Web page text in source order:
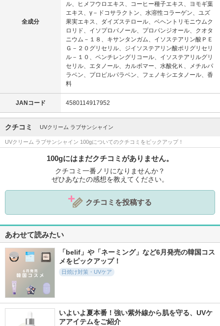
全成分
ル、ヒメフウロエキス、コーヒー種子エキス、ヨモギ葉
エキス、γ－ドコサラクトン、水溶性コラーゲン、ユズ
果実エキス、ダイズステロール、ベヘントリモニウムク
ロリド、イソプロパノール、プロパンジオール、クオタ
ニウム－１８、キサンタンガム、イソステアリン酸ＰＥ
Ｇ－２０グリセリル、ジイソステアリン酸ポリグリセリ
ル－１０、ペンチレングリコール、イソステアリルグリ
セリル、エタノール、カルボマー、水酸化Ｋ、メチルパ
ラベン、プロピルパラベン、フェノキシエタノール、香
料
JANコード 4580114917952
クチコミ UVクリーム ラブサンシャイン
UVクリーム ラブサンシャイン 100gについてのクチコミをピックアップ！
100gにはまだクチコミがありません。
クチコミ一番ノリになりませんか？
ぜひあなたの感想を教えてください。
クチコミを投稿する
あわせて読みたい
「belif」や「ネーミング」など6月発売の韓国コス
メをピックアップ！
日焼け対策・UVケア
いよいよ夏本番！強い紫外線から肌を守る、UVケ
アアイテムをご紹介